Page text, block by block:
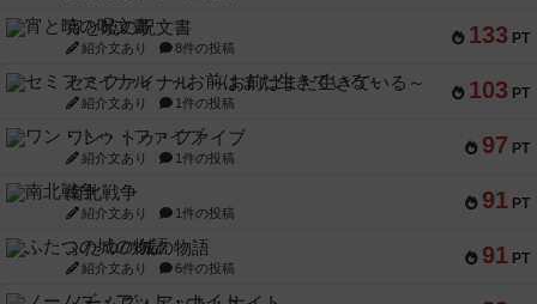
133 PT
宵と暁の呪文書
紹介文あり 8件の投稿
103 PT
セミファイナル ～お前はまだ生きている～
紹介文あり 1件の投稿
97 PT
ワン・トゥ・ファイブ
紹介文あり 1件の投稿
91 PT
南北戦争
紹介文あり 1件の投稿
91 PT
ふたつの城の物語
紹介文あり 6件の投稿